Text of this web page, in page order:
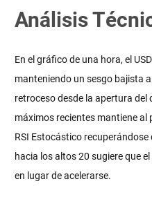
Análisis
En el gráfico de una hora, el
manteniendo un sesgo bajista
retroceso desde la apertura
máximos recientes mantiene al
RSI Estocástico
hacia los altos 20 sugiere que
en lugar de acelerarse.